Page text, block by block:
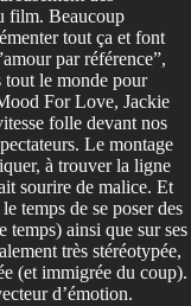
film. Beaucoup
tout ça et font
par référence”,
tout le monde pour
For Love, Jackie
folle devant nos
Le montage
à trouver la ligne
sourire de malice. Et
temps de se poser des
ainsi que sur ses
très stéréotypée,
(et immigrée du coup).
d’émotion.